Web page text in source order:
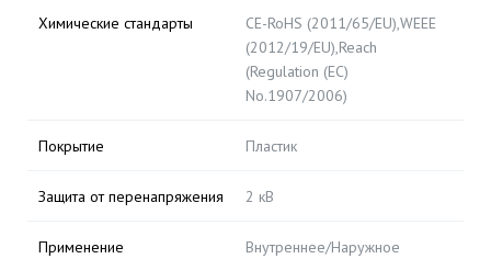
Химические стандарты
CE-RoHS (2011/65/EU),WEEE
(2012/19/EU),Reach
(Regulation (EC)
No.1907/2006)
Покрытие Пластик
Защита от перенапряжения 2 кВ
Применение Внутреннее/Наружное